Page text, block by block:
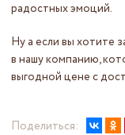
радостных эмоций.
Ну а если вы хотите
в нашу компанию,
выгодной цене с
Поделиться: